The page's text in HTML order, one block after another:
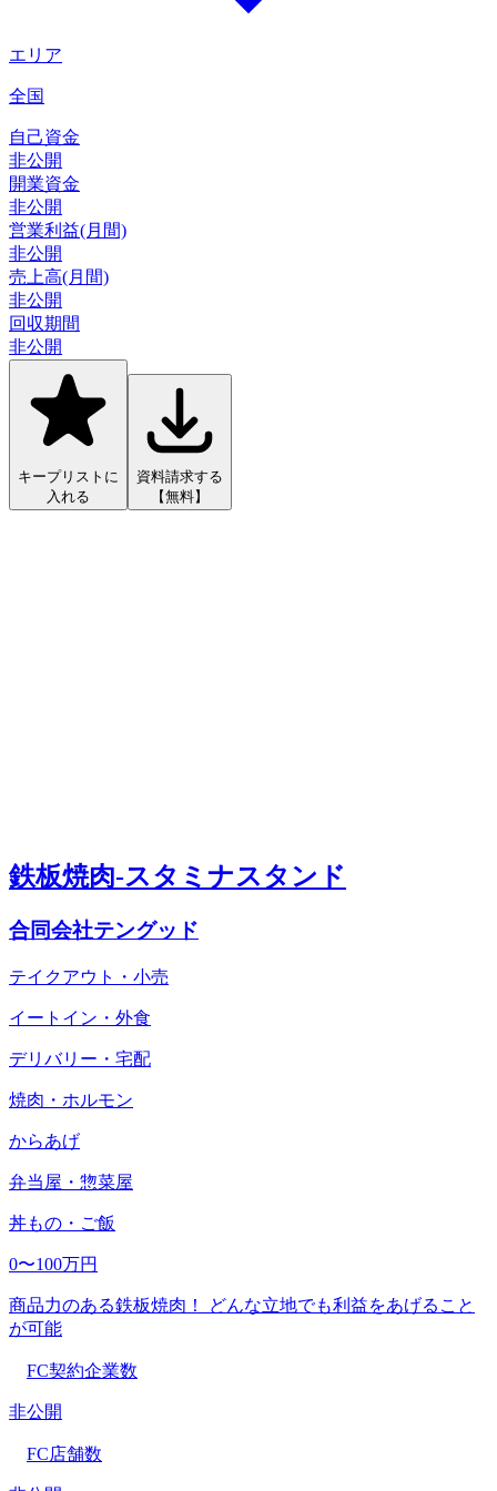
エリア
全国
自己資金
非公開
開業資金
非公開
営業利益(月間)
非公開
売上高(月間)
非公開
回収期間
非公開
キープリストに
入れる
資料請求する
【無料】
鉄板焼肉-スタミナスタンド
合同会社テングッド
テイクアウト・小売
イートイン・外食
デリバリー・宅配
焼肉・ホルモン
からあげ
弁当屋・惣菜屋
丼もの・ご飯
0〜100万円
商品力のある鉄板焼肉！ どんな立地でも利益をあげること
が可能
FC契約企業数
非公開
FC店舗数